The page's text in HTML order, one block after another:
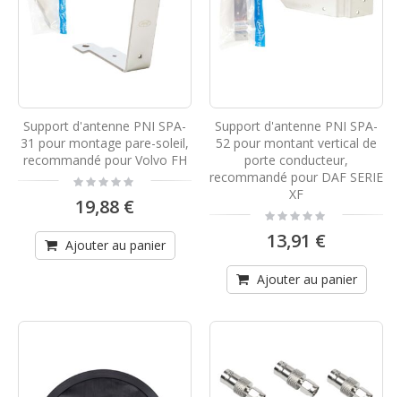
Support d'antenne PNI SPA-
31 pour montage pare-soleil,
recommandé pour Volvo FH
Rating:
19,88 €
Ajouter au panier
Support d'antenne PNI SPA-
52 pour montant vertical de
porte conducteur,
recommandé pour DAF SERIE
XF
Rating:
13,91 €
Ajouter au panier